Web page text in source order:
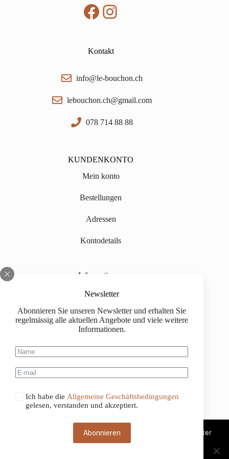
Newsletter
Abonnieren Sie unseren Newsletter und erhalten Sie
regelmässig alle aktuellen Angebote und viele weitere
Informationen.
Ich habe die Allgemeine Geschäftsbedingungen
gelesen, verstanden und akzeptiert.
Abonnieren
Facebook
Instagram
Kontakt
info@le-bouchon.ch
lebouchon.ch@gmail.com
078 714 88 88
KUNDENKONTO
Mein konto
Bestellungen
Adressen
Kontodetails
Informationen
Über uns
Impressum
Kaufinformationen
Allgemeine Geschäftsbedingungen
Diese Website benutzt Cookies. Wenn du die Website weiter
nutzt, gehen wir von deinem Einverständnis aus.